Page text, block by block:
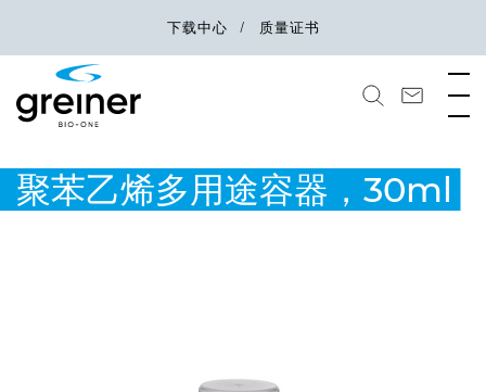
下载中心 质量证书
聚苯乙烯多用途容器，30ml